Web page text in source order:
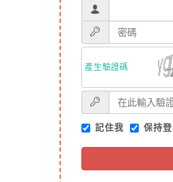
產生驗證碼
記住我 保持